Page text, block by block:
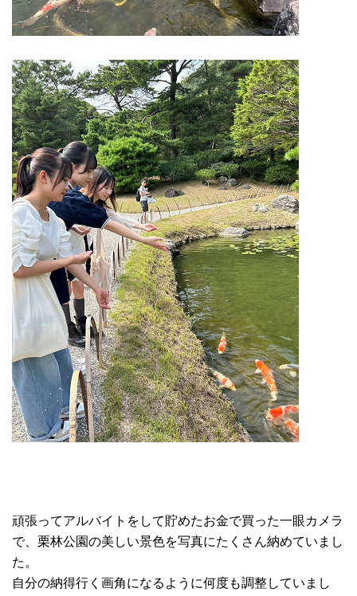
頑張ってアルバイトをして貯めたお金で買った一眼カメラ
で、栗林公園の美しい景色を写真にたくさん納めていまし
た。
自分の納得行く画角になるように何度も調整していまし